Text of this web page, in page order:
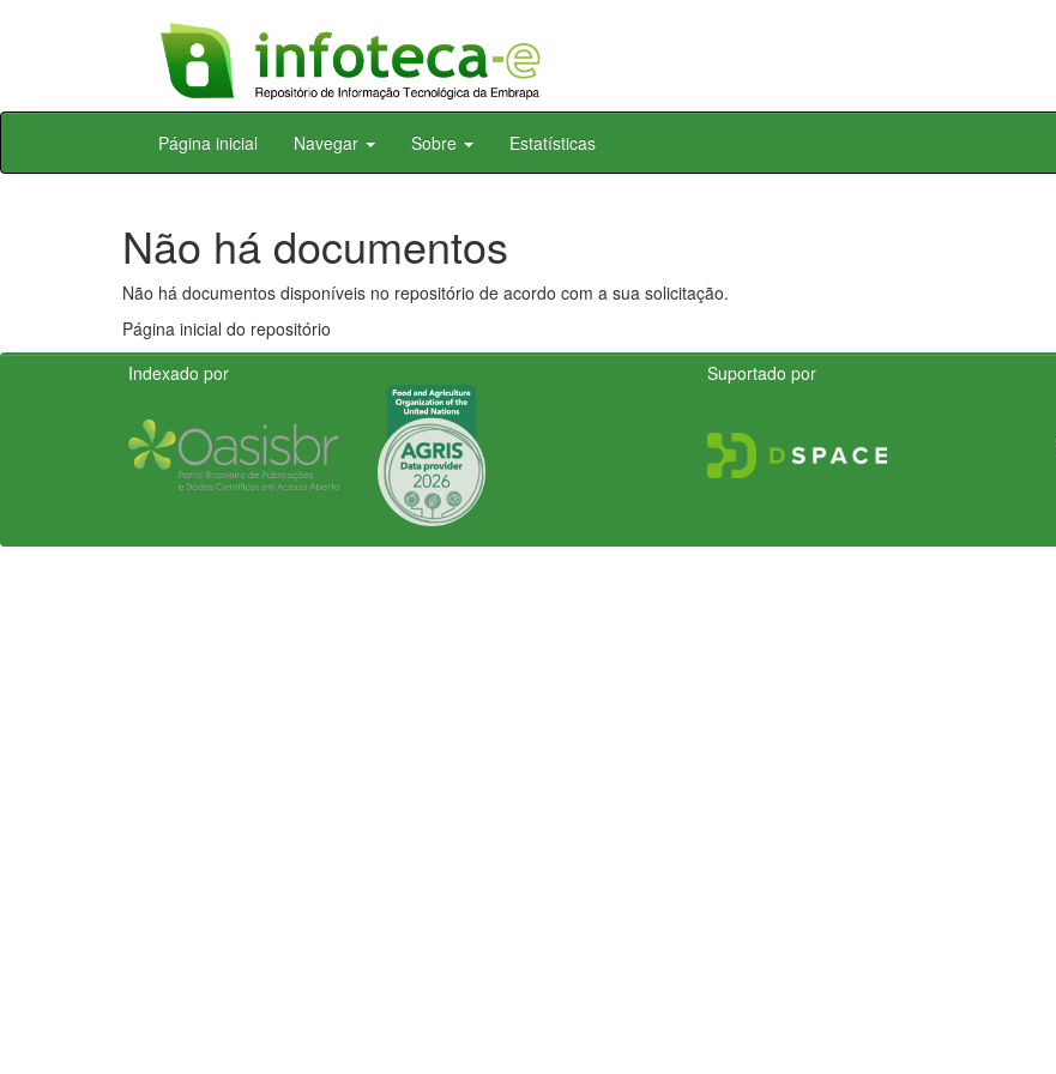
Skip
Página inicial Navegar Sobre Estatísticas
Não há documentos
Não há documentos disponíveis no repositório de acordo com a sua solicitação.
Página inicial do repositório
Indexado por
Suportado por